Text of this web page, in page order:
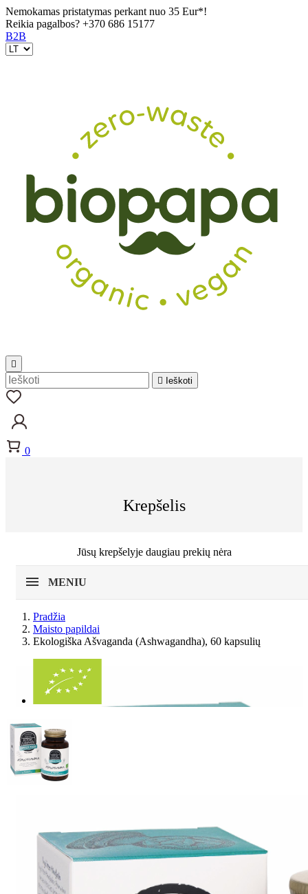
Nemokamas pristatymas perkant nuo 35 Eur*!
Reikia pagalbos? +370 686 15177
B2B


Ieškoti
0
Krepšelis
Jūsų krepšelyje daugiau prekių nėra
MENIU
Pradžia
Maisto papildai
Ekologiška Ašvaganda (Ashwagandha), 60 kapsulių